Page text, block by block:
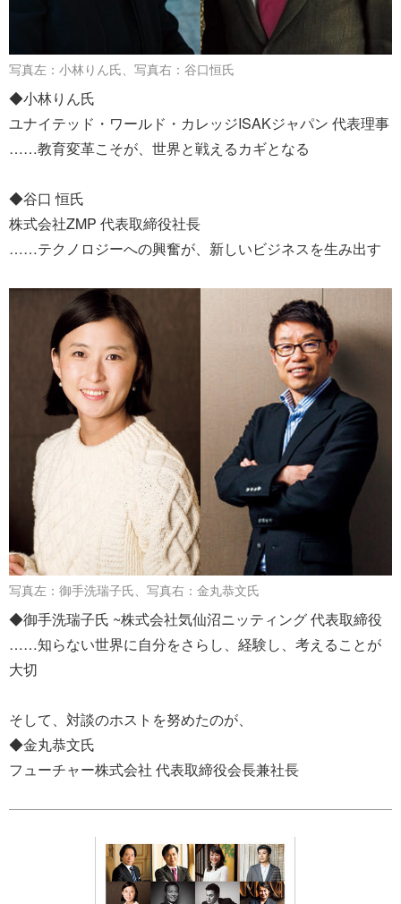
写真左：小林りん氏、写真右：谷口恒氏
◆小林りん氏
ユナイテッド・ワールド・カレッジISAKジャパン 代表理事
……教育変革こそが、世界と戦えるカギとなる
◆谷口 恒氏
株式会社ZMP 代表取締役社長
……テクノロジーへの興奮が、新しいビジネスを生み出す
写真左：御手洗瑞子氏、写真右：金丸恭文氏
◆御手洗瑞子氏 ~株式会社気仙沼ニッティング 代表取締役
……知らない世界に自分をさらし、経験し、考えることが
大切
そして、対談のホストを努めたのが、
◆金丸恭文氏
フューチャー株式会社 代表取締役会長兼社長